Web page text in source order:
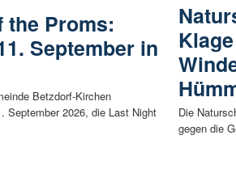
the Proms:
September in
Betzdorf-Kirchen
September 2026, die Last Night
Die
gegen die